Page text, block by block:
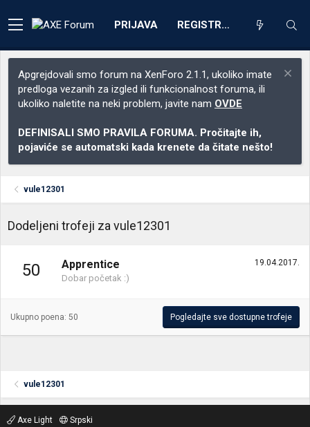
PRIJAVA REGISTRACIJA
Apgrejdovali smo forum na XenForo 2.1.1, ukoliko imate
predloga vezanih za izgled ili funkcionalnost foruma, ili
ukoliko naletite na neki problem, javite nam OVDE
DEFINISALI SMO PRAVILA FORUMA. Pročitajte ih,
pojaviće se automatski kada krenete da čitate nešto!
vule12301
Dodeljeni trofeji za vule12301
50 19.04.2017.
Apprentice
Dobar početak :)
Ukupno poena: 50 Pogledajte sve dostupne trofeje
vule12301
Axe Light
Srpski